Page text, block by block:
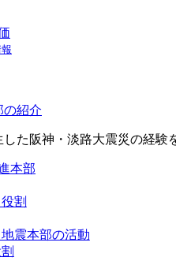
の紹介
した阪神・淡路大震災の経
本部
割
震本部の活動